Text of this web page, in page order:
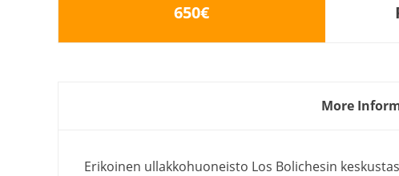
650€
More
Erikoinen ullakkohuoneisto Los Bolichesin